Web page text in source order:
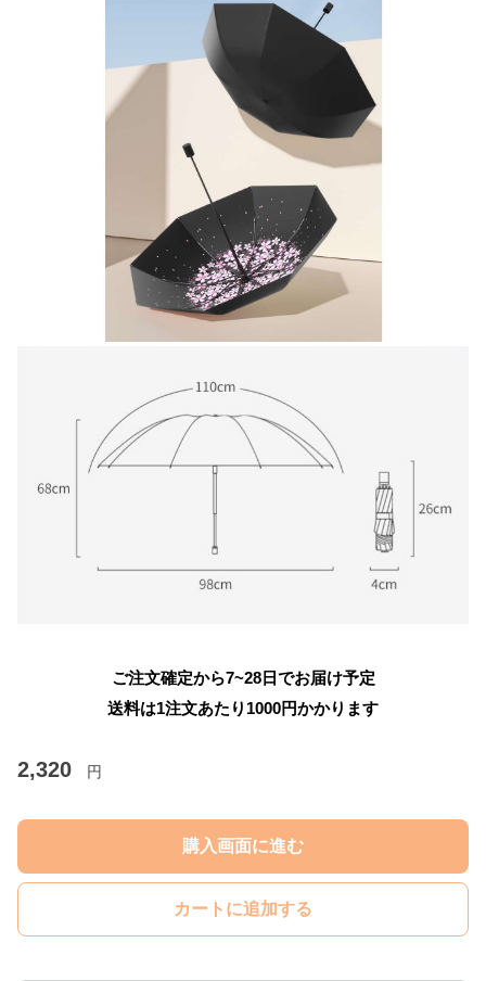
ご注文確定から7~28日でお届け予定
送料は1注文あたり 1000円かかります
2,320 円
購入画面に進む
カートに追加する